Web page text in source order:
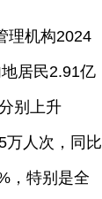
机构2024
居民2.91亿
别上升
万人次，同比
，特别是全